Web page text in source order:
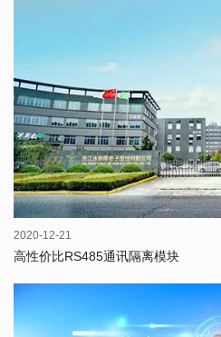
2020-12-21
高性价比RS485通讯隔离模块